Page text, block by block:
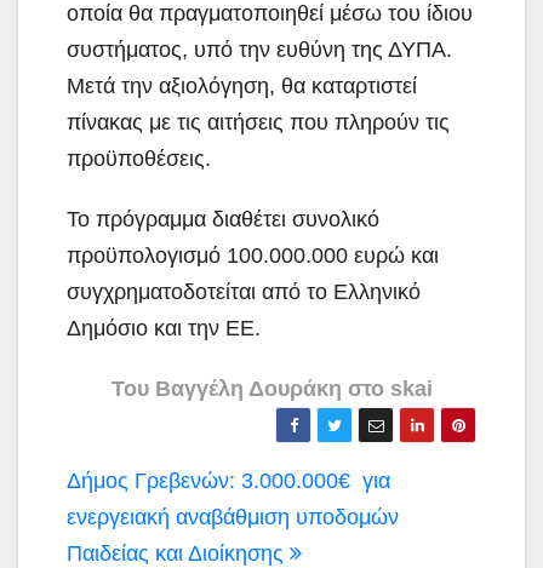
οποία θα πραγματοποιηθεί μέσω του ίδιου
συστήματος, υπό την ευθύνη της ΔΥΠΑ.
Μετά την αξιολόγηση, θα καταρτιστεί
πίνακας με τις αιτήσεις που πληρούν τις
προϋποθέσεις.
Το πρόγραμμα διαθέτει συνολικό
προϋπολογισμό 100.000.000 ευρώ και
συγχρηματοδοτείται από το Ελληνικό
Δημόσιο και την ΕΕ.
Του Βαγγέλη Δουράκη στο skai
Πλοήγηση
άρθρων
Δήμος Γρεβενών: 3.000.000€ για
ενεργειακή αναβάθμιση υποδομών
Παιδείας και Διοίκησης